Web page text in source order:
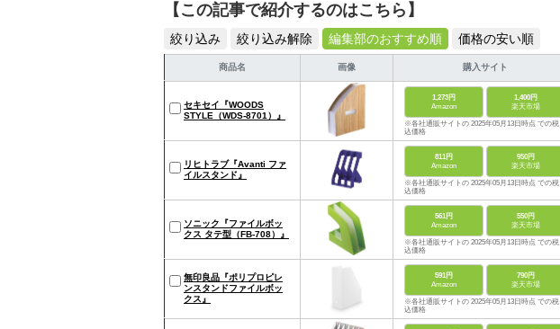
【この記事で紹介するのはこちら】
絞り込み 絞り込み解除 編集部のおすすめ順 価格の安い順
商品名 画像 購入サイト
セキセイ『WOODS
STYLE（WDS-8701）』
1,273円
Amazon
1,400円
楽天市場
※各社通販サイトの 2025年05月13日時点 での税
込価格
リヒトラブ『Avanti ファ
イルスタンド』
811円
Amazon
950円
楽天市場
※各社通販サイトの 2025年05月13日時点 での税
込価格
ソニック『ファイルボッ
クス タテ型（FB-708）』
561円
Amazon
550円
楽天市場
※各社通販サイトの 2025年05月13日時点 での税
込価格
無印良品『ポリプロピレ
ンスタンドファイルボッ
クス』
591円
Amazon
790円
楽天市場
※各社通販サイトの 2025年05月13日時点 での税
込価格